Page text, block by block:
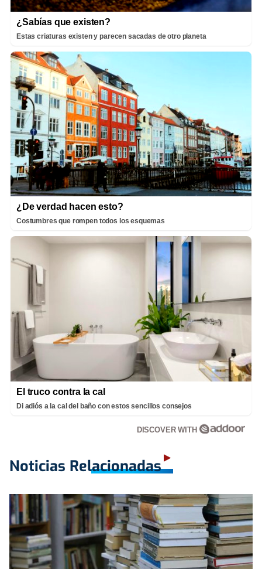
¿Sabías que existen?
Estas criaturas existen y parecen sacadas de otro planeta
¿De verdad hacen esto?
Costumbres que rompen todos los esquemas
El truco contra la cal
Di adiós a la cal del baño con estos sencillos consejos
DISCOVER WITH
Noticias Relacionadas